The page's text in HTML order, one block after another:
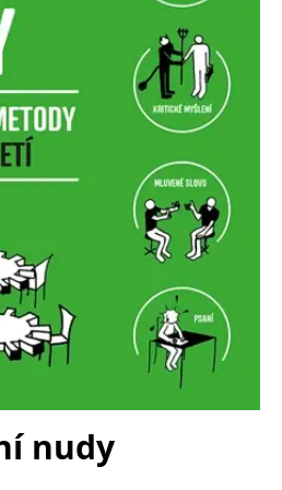
nudy
koncový uživatel používá
webové stránky a
jakoukoli reklamu,
kterou koncový uživatel
mohl vidět před
návštěvou uvedeného
7 dní
Toto je soubor cookie
Microsoft MSN, který
používáme k měření
používání webu pro
interní analýzu.
Toto je soubor cookie
využívaný společností
sledovacím souborem
cookie. Umožňuje nám
komunikovat s
uživatelem, který již dříve
navštívil náš web.
Tento soubor cookie
DoubleClick (kterou
Google), aby zjistila, zda
prohlížeč návštěvníka